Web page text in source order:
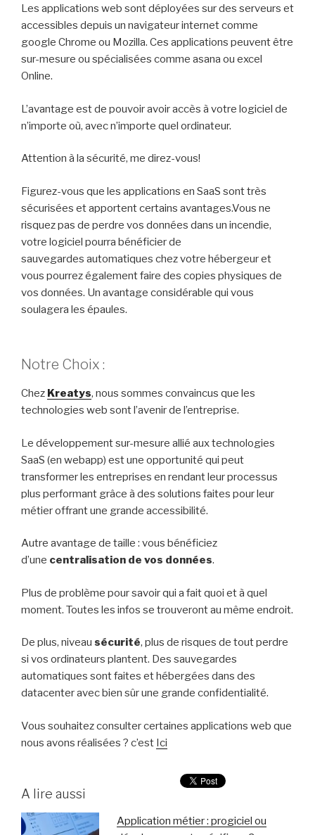
Les applications web sont déployées sur des serveurs et
accessibles depuis un navigateur internet comme
google Chrome ou Mozilla. Ces applications peuvent être
sur-mesure ou spécialisées comme asana ou excel
Online.
L’avantage est de pouvoir avoir accès à votre logiciel de
n’importe où, avecn’importe quel ordinateur.
Attention à la sécurité, me direz-vous!
Figurez-vous que les applications en SaaS sont très
sécurisées et apportent certains avantages.Vous ne
risquez pas de perdre vos données dans un incendie,
votre logiciel pourra bénéficier de
sauvegardes automatiques chez votre hébergeur et
vous pourrez également faire des copies physiques de
vos données. Un avantage considérable qui vous
soulagera les épaules.
Notre Choix :
Chez Kreatys, nous sommes convaincus que les
technologies web sont l’avenir de l’entreprise.
Le développement sur-mesure allié auxtechnologies
SaaS (en webapp) est une opportunité qui peut
transformer les entreprises en rendant leur processus
plus performant grâce à des solutions faites pour leur
métier offrant une grande accessibilité.
Autre avantage de taille : vous bénéficiez
d’une centralisation de vos données.
Plus de problème pour savoir qui a fait quoi et à quel
moment. Toutes les infos se trouveront au même endroit.
De plus, niveau sécurité, plus de risques de tout perdre
si vos ordinateurs plantent. Des sauvegardes
automatiques sont faites et hébergées dans des
datacenter avec bien sûr une grande confidentialité.
Vous souhaitez consulter certaines applications web que
nous avons réalisées ? c’est Ici
A lire aussi
Application métier : progiciel ou